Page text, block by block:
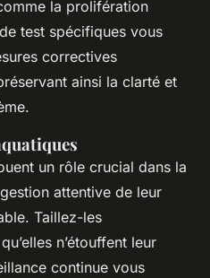
la prolifération
test spécifiques vous
correctives
ainsi la clarté et
un rôle crucial dans la
attentive de leur
Taillez-les
n’étouffent leur
continue vous